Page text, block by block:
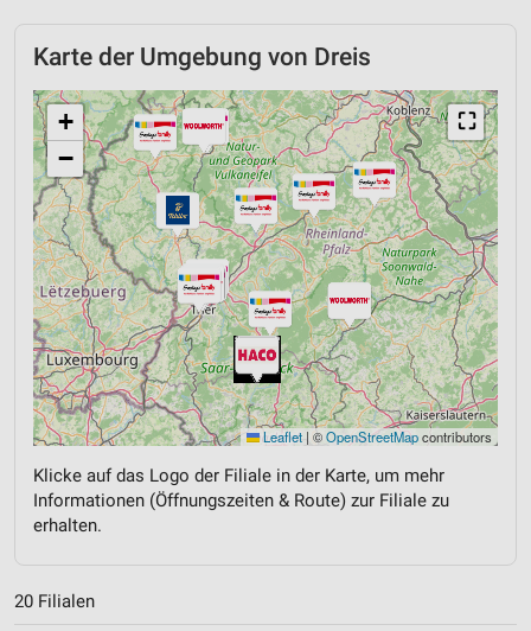
Karte der Umgebung von Dreis
⛶
+
−
Leaflet | ©OpenStreetMapcontributors
Klicke auf das Logo der Filiale in der Karte, um mehr
Informationen (Öffnungszeiten & Route) zur Filiale zu
erhalten.
20 Filialen